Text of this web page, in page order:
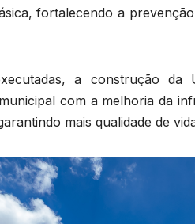
fortalecendo a
a construção
com a melhoria da
mais qualidade de